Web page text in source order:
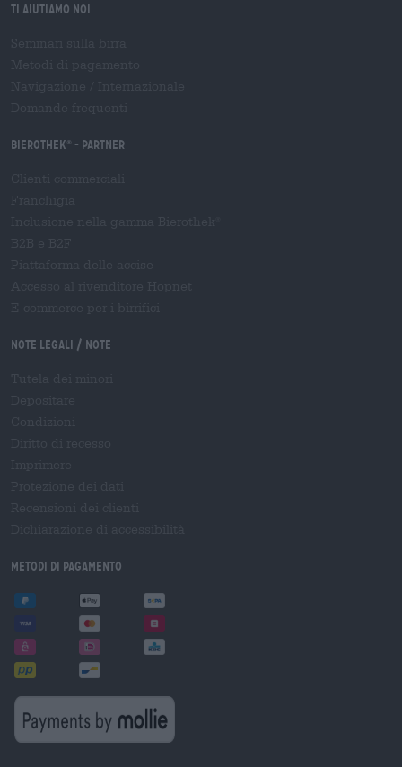
Ti aiutiamo noi
Bierothek - Partner
Note legali / Note
Metodi di pagamento